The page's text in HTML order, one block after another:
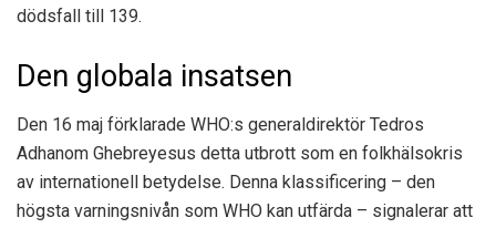
dödsfall till 139.
Den globala insatsen
Den 16 maj förklarade WHO:s generaldirektör Tedros
Adhanom Ghebreyesus detta utbrott som en folkhälsokris
av internationell betydelse. Denna klassificering – den
högsta varningsnivån som WHO kan utfärda – signalerar att